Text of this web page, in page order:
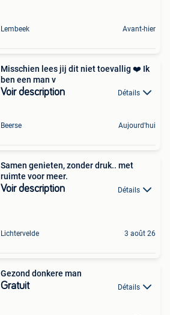
Lembeek Avant-hier
Misschien lees jij dit niet toevallig ️❤️ Ik
ben een man v
Voir description Détails
Beerse Aujourd'hui
Samen genieten, zonder druk.. met
ruimte voor meer.
Voir description Détails
Lichtervelde 3 août 26
Gezond donkere man
Gratuit Détails